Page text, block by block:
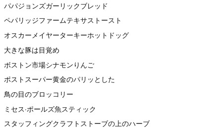
パパジョンズガーリックブレッド
ペパリッジファームテキサストースト
オスカーメイヤーターキーホットドッグ
大きな豚は目覚め
ボストン市場シナモンりんご
ポストスーパー黄金のパリッとした
鳥の目のブロッコリー
ミセス·ポールズ魚スティック
スタッフィングクラフトストーブの上のハーブ